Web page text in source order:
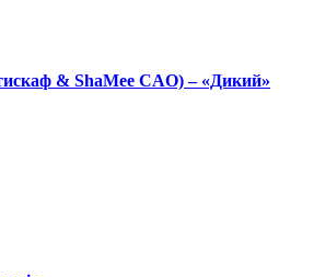
& ShaMee CAO) – «Дикий»